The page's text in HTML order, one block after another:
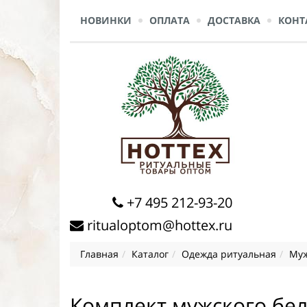
НОВИНКИ ОПЛАТА ДОСТАВКА
+7 495 212-93-20
ritualoptom@hottex.ru
Главная Каталог Одежда ритуальная